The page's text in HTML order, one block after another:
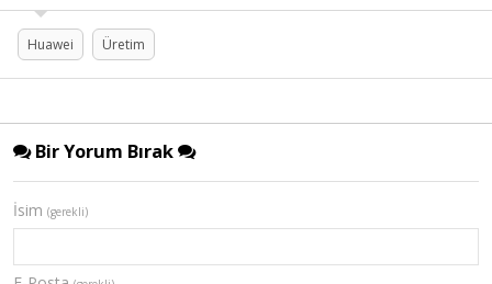
Huawei Üretim
Bir Yorum Bırak
İsim (gerekli)